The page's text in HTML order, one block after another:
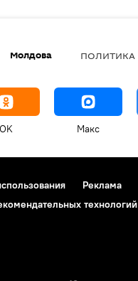
Молдова ПОЛИТИКА
OK Макс
Реклама
технологий